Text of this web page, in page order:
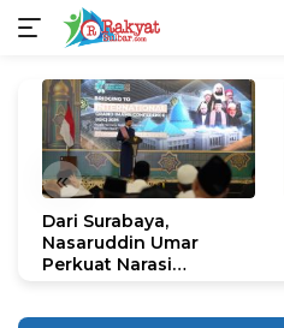
konten
«
Dari Surabaya,
Nasaruddin Umar
Perkuat Narasi